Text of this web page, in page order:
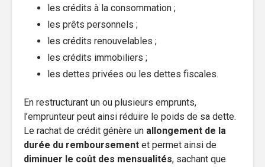
les crédits à la consommation ;
les prêts personnels ;
les crédits renouvelables ;
les crédits immobiliers ;
les dettes privées ou les dettes fiscales.
En restructurant un ou plusieurs emprunts,
l’emprunteur peut ainsi réduire le poids de sa dette.
Le rachat de crédit génère un allongement de la
durée du remboursement et permet ainsi de
diminuer le coût des mensualités, sachant que